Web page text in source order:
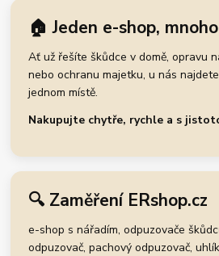
🏠 Jeden e-shop,
Ať už řešíte škůdce v domě, opravu
nebo ochranu majetku, u nás
jednom místě.
Nakupujte chytře, rychle a s
🔍 Zaměření ERshop.cz
e-shop s nářadím, odpuzovače
odpuzovač, pachový odpuzovač,